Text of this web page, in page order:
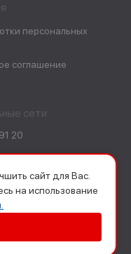
персональных
соглашение
сети
20
сайт для Вас.
на использование